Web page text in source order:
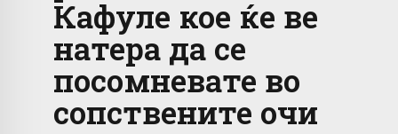
Кафуле кое ќе ве
натера да се
посомневате во
сопствените очи